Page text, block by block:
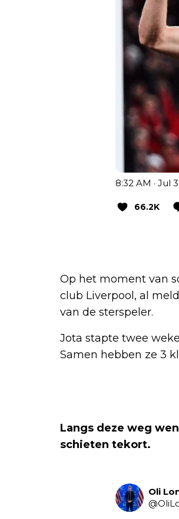
8:32 AM · Jul
66.2K
Op het moment van
club Liverpool, al
van de sterspeler.
Jota stapte twee
Samen hebben ze 3
Langs deze weg
schieten tekort.
Oli
@